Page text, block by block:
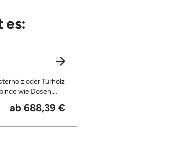
es:
oder Türholz
wie Dosen,
ab 688,39 €